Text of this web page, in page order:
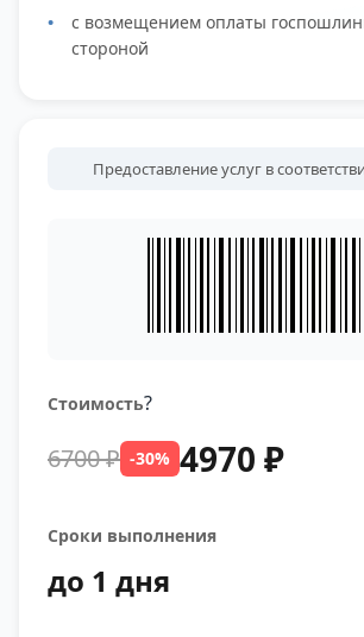
с возмещением оплаты
стороной
Предоставление услуг в
Стоимость?
6700 ₽ -30% 4970 ₽
Сроки выполнения
до 1 дня